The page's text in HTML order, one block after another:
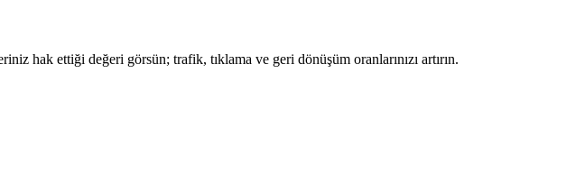
hak ettiği değeri görsün; trafik, tıklama ve geri dönüşüm oranlarınızı artırın.